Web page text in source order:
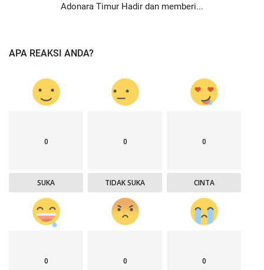
Adonara Timur Hadir dan memberi...
APA REAKSI ANDA?
0
SUKA
0
TIDAK SUKA
0
CINTA
0 0 0